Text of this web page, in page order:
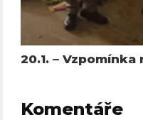
20.1. –
Komentáře